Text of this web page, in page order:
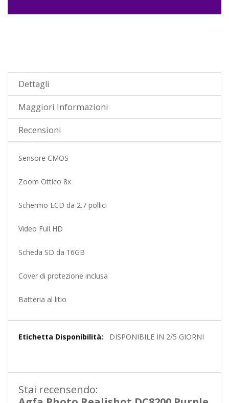
Dettagli
Maggiori Informazioni
Recensioni
Sensore CMOS
Zoom Ottico 8x
Schermo LCD da 2.7 pollici
Video Full HD
Scheda SD da 16GB
Cover di protezione inclusa
Batteria al litio
Maggiori
DISPONIBILE IN 2/5 GIORNI
Stai recensendo: